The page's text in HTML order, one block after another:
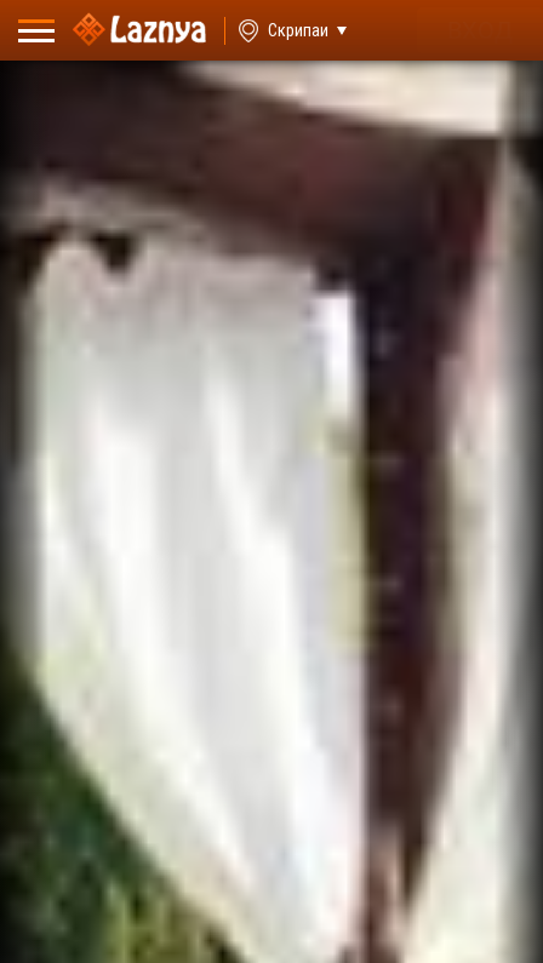
Скрипаи